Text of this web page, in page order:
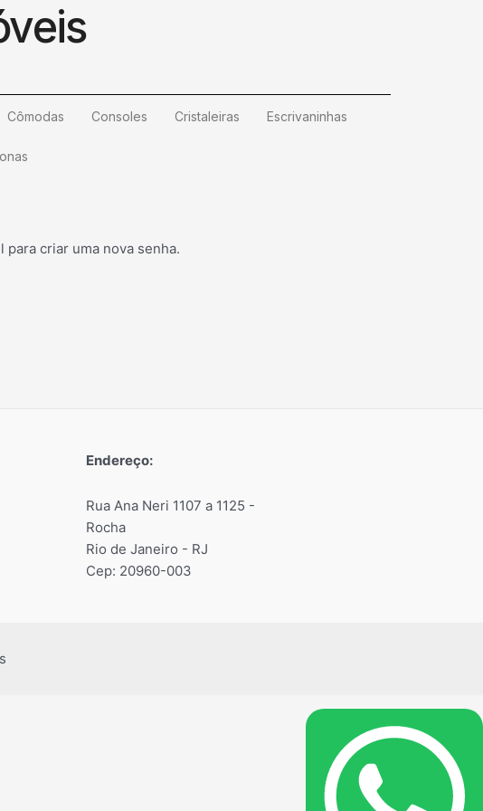
Cômodas Consoles Cristaleiras Escrivaninhas
criar uma nova senha.
Endereço:
Rua Ana Neri 1107 a 1125 -
Rocha
Rio de Janeiro - RJ
Cep: 20960-003